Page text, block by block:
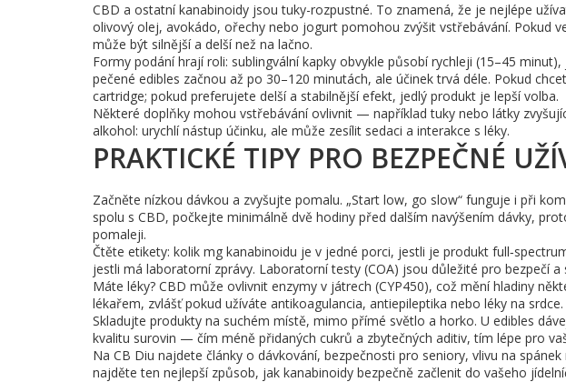
CBD a ostatní kanabinoidy jsou tuky-rozpustné. To znamená, že je nejlépe
olivový olej, avokádo, ořechy nebo jogurt pomohou zvýšit vstřebávání. Pokud
může být silnější a delší než na lačno.
Formy podání hrají roli: sublingvální kapky obvykle působí rychleji (15–45
pečené edibles začnou až po 30–120 minutách, ale účinek trvá déle. Pokud
cartridge; pokud preferujete delší a stabilnější efekt, jedlý produkt je lepší volba.
Některé doplňky mohou vstřebávání ovlivnit — například tuky nebo látky
alkohol: urychlí nástup účinku, ale může zesílit sedaci a interakce s léky.
PRAKTICKÉ TIPY PRO BEZPEČNÉ
Začněte nízkou dávkou a zvyšujte pomalu. „Start low, go slow“ funguje i při
spolu s CBD, počkejte minimálně dvě hodiny před dalším navýšením dávky,
pomaleji.
Čtěte etikety: kolik mg kanabinoidu je v jedné porci, jestli je produkt
jestli má laboratorní zprávy. Laboratorní testy (COA) jsou důležité pro bezpečí a
Máte léky? CBD může ovlivnit enzymy v játrech (CYP450), což mění hladiny
lékařem, zvlášť pokud užíváte antikoagulancia, antiepileptika nebo léky na srdce.
Skladujte produkty na suchém místě, mimo přímé světlo a horko. U edibles
kvalitu surovin — čím méně přidaných cukrů a zbytečných aditiv, tím lépe pro
Na CB Diu najdete články o dávkování, bezpečnosti pro seniory, vlivu na
najděte ten nejlepší způsob, jak kanabinoidy bezpečně začlenit do vašeho